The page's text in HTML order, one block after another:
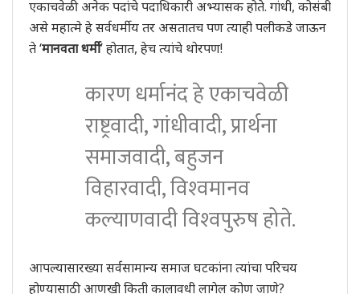
एकाचवेळी अनेक पदांचे पदाधिकारी अभ्यासक होते. गांधी, कोसंबी
असे महात्मे हे सर्वधर्मीय तर असतातच पण त्याही पलीकडे जाऊन
ते ‘मानवता धर्मी’ होतात, हेच त्यांचे थोरपण!
कारण धर्मानंद हे एकाचवेळी
राष्ट्रवादी, गांधीवादी, प्रार्थना
समाजवादी, बहुजन
विहारवादी, विश्‍वमानव
कल्याणवादी विश्‍वपुरुष होते.
आपल्यासारख्या सर्वसामान्य समाज घटकांना त्यांचा परिचय
होण्यासाठी आणखी किती कालावधी लागेल कोण जाणे?